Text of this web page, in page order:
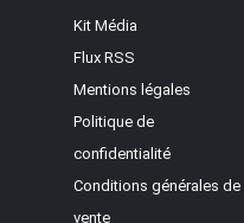
Kit Média
Flux RSS
Mentions légales
Politique de
confidentialité
Conditions générales de
vente